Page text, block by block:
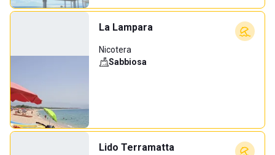
La Lampara
Nicotera
Sabbiosa
Lido Terramatta